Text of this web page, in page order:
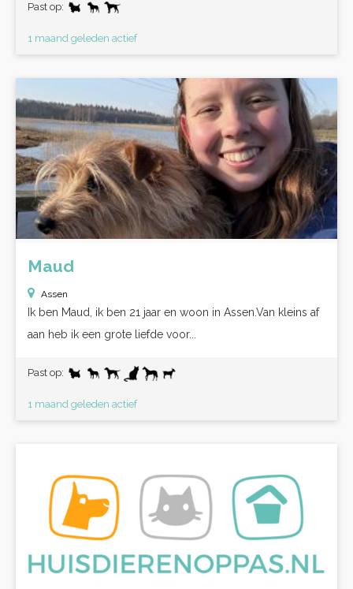
Past op:
1 maand geleden actief
Maud
Assen
Ik ben Maud, ik ben 21 jaar en woon in Assen.Van kleins af
aan heb ik een grote liefde voor...
Past op:
1 maand geleden actief